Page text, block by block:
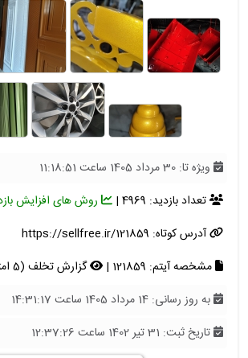
ویژه تا: 30 مرداد 1405 ساعت 11:18:51
تعداد بازدید: 4969 |
روش های افزایش
آدرس کوتاه: https://sellfree.ir/121859
مشخصه آیتم: 121859 |
گزارش تخلف (5 امتیاز)
به روز رسانی: 14 مرداد 1405 ساعت 14:31:17
تاریخ ثبت: 31 تیر 1402 ساعت 12:37:26